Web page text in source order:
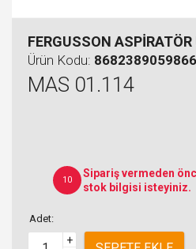
FERGUSSON
Ürün Kodu: 8682389059866
MAS 01.114
10
Sipariş vermeden
stok bilgisi isteyiniz.
Adet:
+